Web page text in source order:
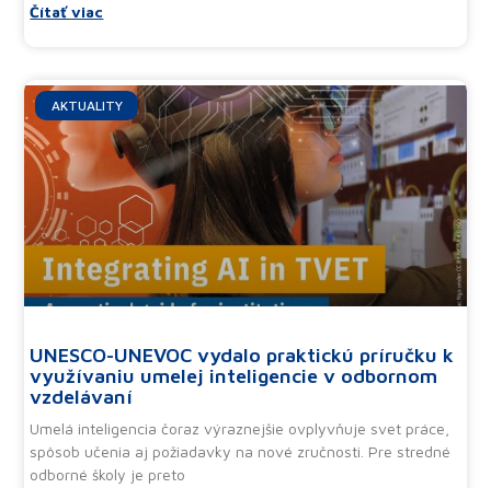
Čítať viac
AKTUALITY
UNESCO-UNEVOC vydalo praktickú príručku k
využívaniu umelej inteligencie v odbornom
vzdelávaní
Umelá inteligencia čoraz výraznejšie ovplyvňuje svet práce,
spôsob učenia aj požiadavky na nové zručnosti. Pre stredné
odborné školy je preto